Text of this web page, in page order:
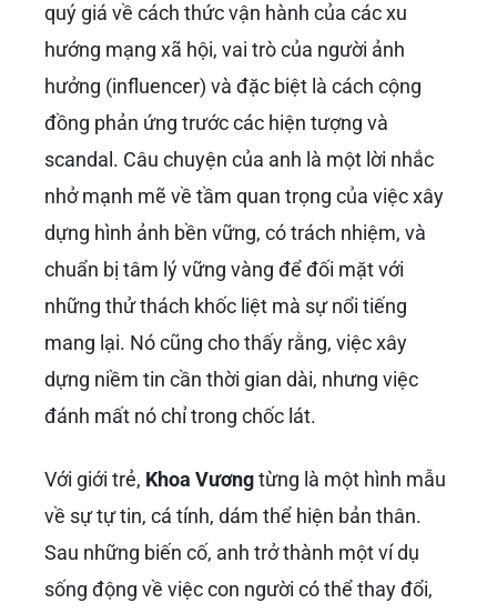
quý giá về cách thức vận hành của các xu
hướng mạng xã hội, vai trò của người ảnh
hưởng (influencer) và đặc biệt là cách cộng
đồng phản ứng trước các hiện tượng và
scandal. Câu chuyện của anh là một lời nhắc
nhở mạnh mẽ về tầm quan trọng của việc xây
dựng hình ảnh bền vững, có trách nhiệm, và
chuẩn bị tâm lý vững vàng để đối mặt với
những thử thách khốc liệt mà sự nổi tiếng
mang lại. Nó cũng cho thấy rằng, việc xây
dựng niềm tin cần thời gian dài, nhưng việc
đánh mất nó chỉ trong chốc lát.
Với giới trẻ, Khoa Vươngtừng là một hình mẫu
về sự tự tin, cá tính, dám thể hiện bản thân.
Sau những biến cố, anh trở thành một ví dụ
sống động về việc con người có thể thay đổi,